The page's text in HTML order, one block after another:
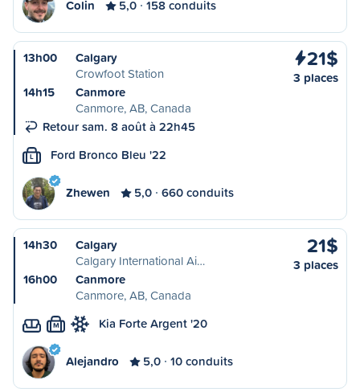
Colin 5,0 158 conduits
13h00
Calgary
Crowfoot Station
14h15
Canmore
Canmore, AB, Canada
Retour sam. 8 août à 22h45
21$
3 places
L Ford Bronco Bleu '22
Zhewen 5,0 660 conduits
14h30
Calgary
Calgary International Ai…
16h00
Canmore
Canmore, AB, Canada
21$
3 places
M Kia Forte Argent '20
Alejandro 5,0 10 conduits